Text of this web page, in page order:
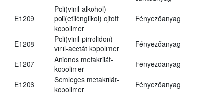
E1209
Poli(vinil-alkohol)-
poli(etilénglikol) ojtott
kopolimer
Fényezőanyag
E1208
Poli(vinil-pirrolidon)-
vinil-acetát kopolimer
Fényezőanyag
E1207
Anionos metakrilát-
kopolimer
Fényezőanyag
E1206
Semleges metakrilát-
kopolimer
Fényezőanyag